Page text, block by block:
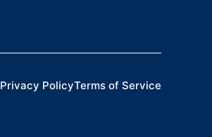
Privacy PolicyTerms of Service